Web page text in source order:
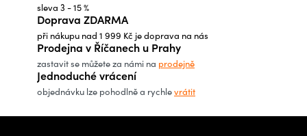
d
a
c
í
p
r
sleva 3 - 15 %
Doprava ZDARMA
při nákupu nad 1 999 Kč je doprava na nás
Prodejna v Říčanech u Prahy
zastavit se můžete za námi na prodejně
Jednoduché vrácení
objednávku lze pohodlně a rychlevrátit
Z